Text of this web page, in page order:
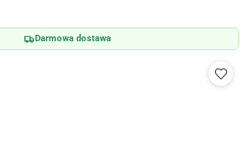
Darmowa dostawa